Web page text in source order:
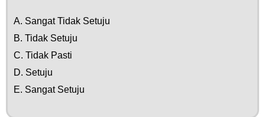
A. Sangat Tidak Setuju
B. Tidak Setuju
C. Tidak Pasti
D. Setuju
E. Sangat Setuju